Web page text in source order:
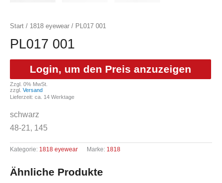
Start / 1818 eyewear / PL017 001
PL017 001
Login, um den Preis anzuzeigen
Zzgl. 0% MwSt.
zzgl. Versand
Lieferzeit: ca. 14 Werktage
schwarz
48-21, 145
Kategorie: 1818 eyewear Marke: 1818
Ähnliche Produkte